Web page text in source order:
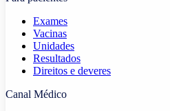
Exames
Vacinas
Unidades
Resultados
Direitos e deveres
Canal Médico